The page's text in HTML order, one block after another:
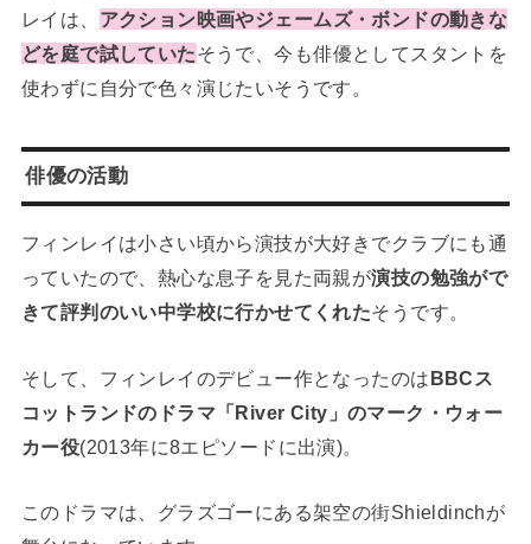
レイは、 アクション映画やジェームズ・ボンドの動きな
どを庭で試していたそうで、今も俳優としてスタントを
使わずに自分で色々演じたいそうです。
俳優の活動
フィンレイは小さい頃から演技が大好きでクラブにも通
っていたので、熱心な息子を見た両親が演技の勉強がで
きて評判のいい中学校に行かせてくれたそうです。
そして、フィンレイのデビュー作となったのはBBCス
コットランドのドラマ「River City」のマーク・ウォー
カー役(2013年に8エピソードに出演)。
このドラマは、グラズゴーにある架空の街Shieldinchが